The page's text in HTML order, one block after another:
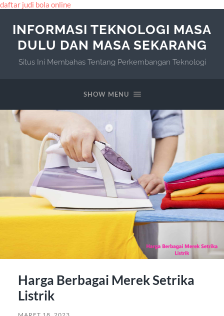
daftar judi bola online
INFORMASI TEKNOLOGI MASA
DULU DAN MASA SEKARANG
Situs Ini Membahas Tentang Perkembangan Teknologi
SHOW MENU
Harga Berbagai Merek Setrika
Listrik